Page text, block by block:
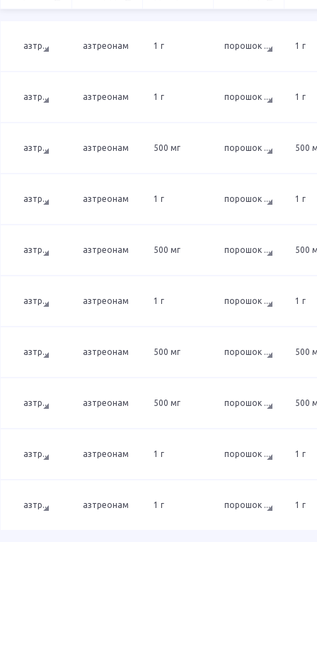
азтр... азтреонам 1 г порошок ... 1 г
азтр... азтреонам 1 г порошок ... 1 г
азтр... азтреонам 500 мг порошок ... 500
азтр... азтреонам 1 г порошок ... 1 г
азтр... азтреонам 500 мг порошок ... 500
азтр... азтреонам 1 г порошок ... 1 г
азтр... азтреонам 500 мг порошок ... 500
азтр... азтреонам 500 мг порошок ... 500
азтр... азтреонам 1 г порошок ... 1 г
азтр... азтреонам 1 г порошок ... 1 г